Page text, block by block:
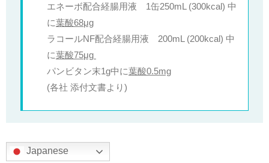
エネーボ配合経腸用液 1缶250mL (300kcal) 中
に葉酸68μg
ラコールNF配合経腸用液 200mL (200kcal) 中
に葉酸75μg
パンビタン末1g中に葉酸0.5mg
(各社 添付文書より)
Japanese